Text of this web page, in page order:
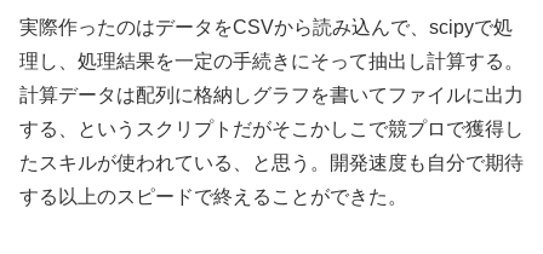
実際作ったのはデータをCSVから読み込んで、scipyで処
理し、処理結果を一定の手続きにそって抽出し計算する。
計算データは配列に格納しグラフを書いてファイルに出力
する、というスクリプトだがそこかしこで競プロで獲得し
たスキルが使われている、と思う。開発速度も自分で期待
する以上のスピードで終えることができた。